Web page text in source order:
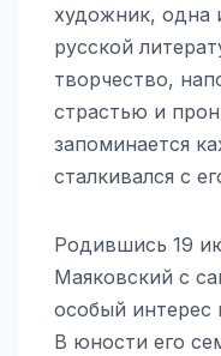
художник, одна
русской
творчество,
страстью и
запоминается
сталкивался с
Родившись 19
Маяковский с
особый интерес
В юности его